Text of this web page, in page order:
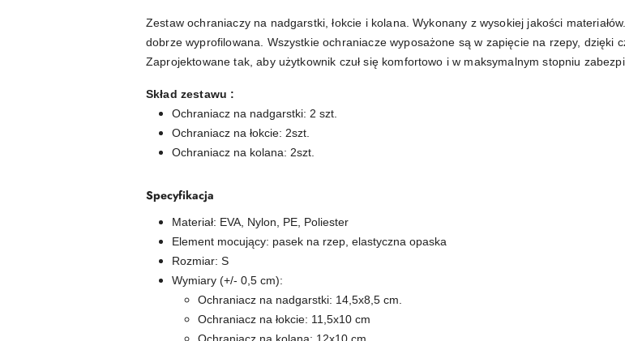
Zestaw ochraniaczy na nadgarstki, łokcie i kolana. Wykonany z wysokiej jakości
dobrze wyprofilowana. Wszystkie ochraniacze wyposażone są w zapięcie na rzepy, dzięki
Zaprojektowane tak, aby użytkownik czuł się komfortowo i w maksymalnym stopniu
Skład zestawu :
Ochraniacz na nadgarstki: 2 szt.
Ochraniacz na łokcie: 2szt.
Ochraniacz na kolana: 2szt.
Specyfikacja
Materiał: EVA, Nylon, PE, Poliester
Element mocujący: pasek na rzep, elastyczna opaska
Rozmiar: S
Wymiary (+/- 0,5 cm):
Ochraniacz na nadgarstki: 14,5x8,5 cm.
Ochraniacz na łokcie: 11,5x10 cm